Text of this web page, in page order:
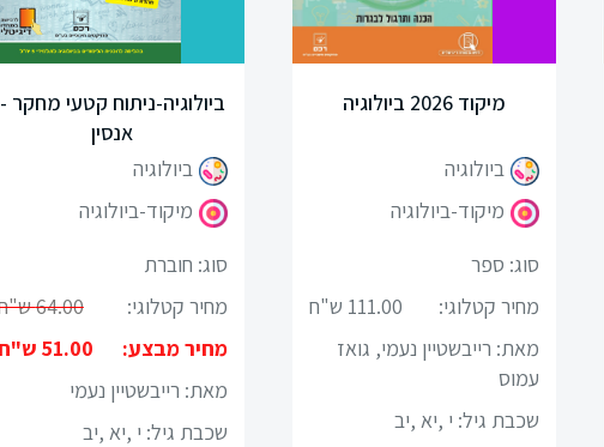
ביולוגיה-ניתוח קטעי מחקר -
אנסין
ביולוגיה
מיקוד-ביולוגיה
סוג: חוברת
מחיר קטלוגי:
64.00 ש"ח
מחיר מבצע:
51.00 ש"ח
מאת: רייבשטיין נעמי
שכבת גיל: י ,יא ,יב
מיקוד 2026 ביולוגיה
ביולוגיה
מיקוד-ביולוגיה
סוג: ספר
מחיר קטלוגי:
111.00 ש"ח
מאת: רייבשטיין נעמי, גואז
עמוס
שכבת גיל: י ,יא ,יב